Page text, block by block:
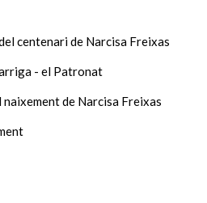
centenari de Narcisa Freixas
- el Patronat
de Narcisa Freixas